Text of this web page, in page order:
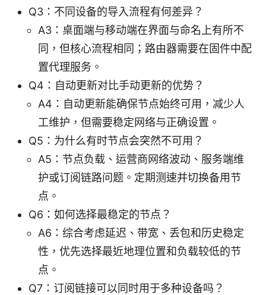
Q3：不同设备的导入流程有何差异？
A3：桌面端与移动端在界面与命名上有所不
同，但核心流程相同；路由器需要在固件中配
置代理服务。
Q4：自动更新对比手动更新的优势？
A4：自动更新能确保节点始终可用，减少人
工维护，但需要稳定网络与正确设置。
Q5：为什么有时节点会突然不可用？
A5：节点负载、运营商网络波动、服务端维
护或订阅链路问题。定期测速并切换备用节
点。
Q6：如何选择最稳定的节点？
A6：综合考虑延迟、带宽、丢包和历史稳定
性，优先选择最近地理位置和负载较低的节
点。
Q7：订阅链接可以同时用于多种设备吗？